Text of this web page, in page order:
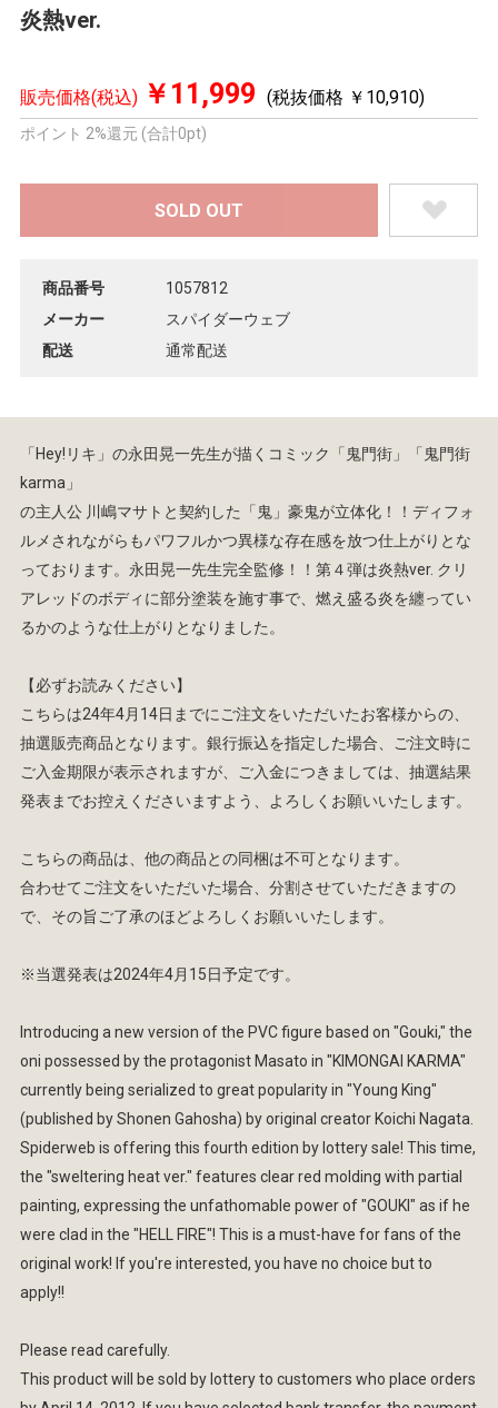
炎熱ver.
販売価格(税込) ￥11,999 (税抜価格 ￥10,910)
ポイント 2%還元 (合計0pt)
商品番号
1057812
メーカー
スパイダーウェブ
配送
通常配送
「Hey!リキ」の永田晃一先生が描くコミック「鬼門街」「鬼門街
karma」
の主人公 川嶋マサトと契約した「鬼」豪鬼が立体化！！ディフォ
ルメされながらもパワフルかつ異様な存在感を放つ仕上がりとな
っております。永田晃一先生完全監修！！第４弾は炎熱ver. クリ
アレッドのボディに部分塗装を施す事で、燃え盛る炎を纏ってい
るかのような仕上がりとなりました。
【必ずお読みください】
こちらは24年4月14日までにご注文をいただいたお客様からの、
抽選販売商品となります。銀行振込を指定した場合、ご注文時に
ご入金期限が表示されますが、ご入金につきましては、抽選結果
発表までお控えくださいますよう、よろしくお願いいたします。
こちらの商品は、他の商品との同梱は不可となります。
合わせてご注文をいただいた場合、分割させていただきますの
で、その旨ご了承のほどよろしくお願いいたします。
※当選発表は2024年4月15日予定です。
Introducing a new version of the PVC figure based on "Gouki," the
oni possessed by the protagonist Masato in "KIMONGAI KARMA"
currently being serialized to great popularity in "Young King"
(published by Shonen Gahosha) by original creator Koichi Nagata.
Spiderweb is offering this fourth edition by lottery sale! This time,
the "sweltering heat ver." features clear red molding with partial
painting, expressing the unfathomable power of "GOUKI" as if he
were clad in the "HELL FIRE"! This is a must-have for fans of the
original work! If you're interested, you have no choice but to
apply!!
Please read carefully.
This product will be sold by lottery to customers who place orders